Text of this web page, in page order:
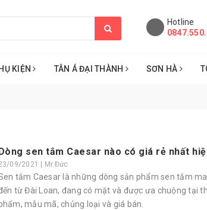
Hotline
KIỆN TÂN Á ĐẠI THÀNH SƠN HÀ
Dòng sen tắm Caesar nào có giá rẻ nhất
09/2021 | Mr.Đức
tắm Caesar là những dòng sản phẩm sen tắm
từ Đài Loan, đang có mặt và được ưa chuộng tại
mẫu mã, chủng loại và giá bán.